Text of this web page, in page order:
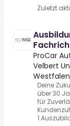
Zuletzt
(m/w/
ProCar
Velbert
Deine
über 30
für